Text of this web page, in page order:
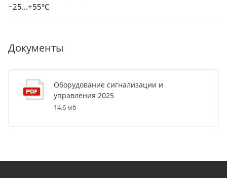
−25...+55°С
Документы
Оборудование сигнализации и
управления 2025
14,6 мб